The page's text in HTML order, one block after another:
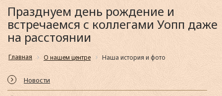
Празднуем день рождение и
встречаемся с коллегами Уопп даже
на расстоянии
Главная О нашем центре Наша история и фото
Новости